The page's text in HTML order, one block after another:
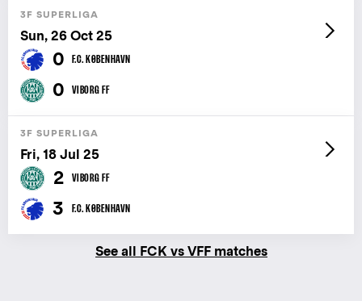
3F SUPERLIGA
Sun, 26 Oct 25
0 F.C. KØBENHAVN
0 VIBORG FF
3F SUPERLIGA
Fri, 18 Jul 25
2 VIBORG FF
3 F.C. KØBENHAVN
See all FCK vs VFF matches